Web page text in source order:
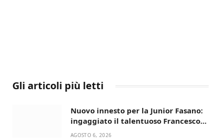
Gli articoli più letti
Nuovo innesto per la Junior Fasano:
ingaggiato il talentuoso Francesco
Lupo Timini
AGOSTO 6, 2026